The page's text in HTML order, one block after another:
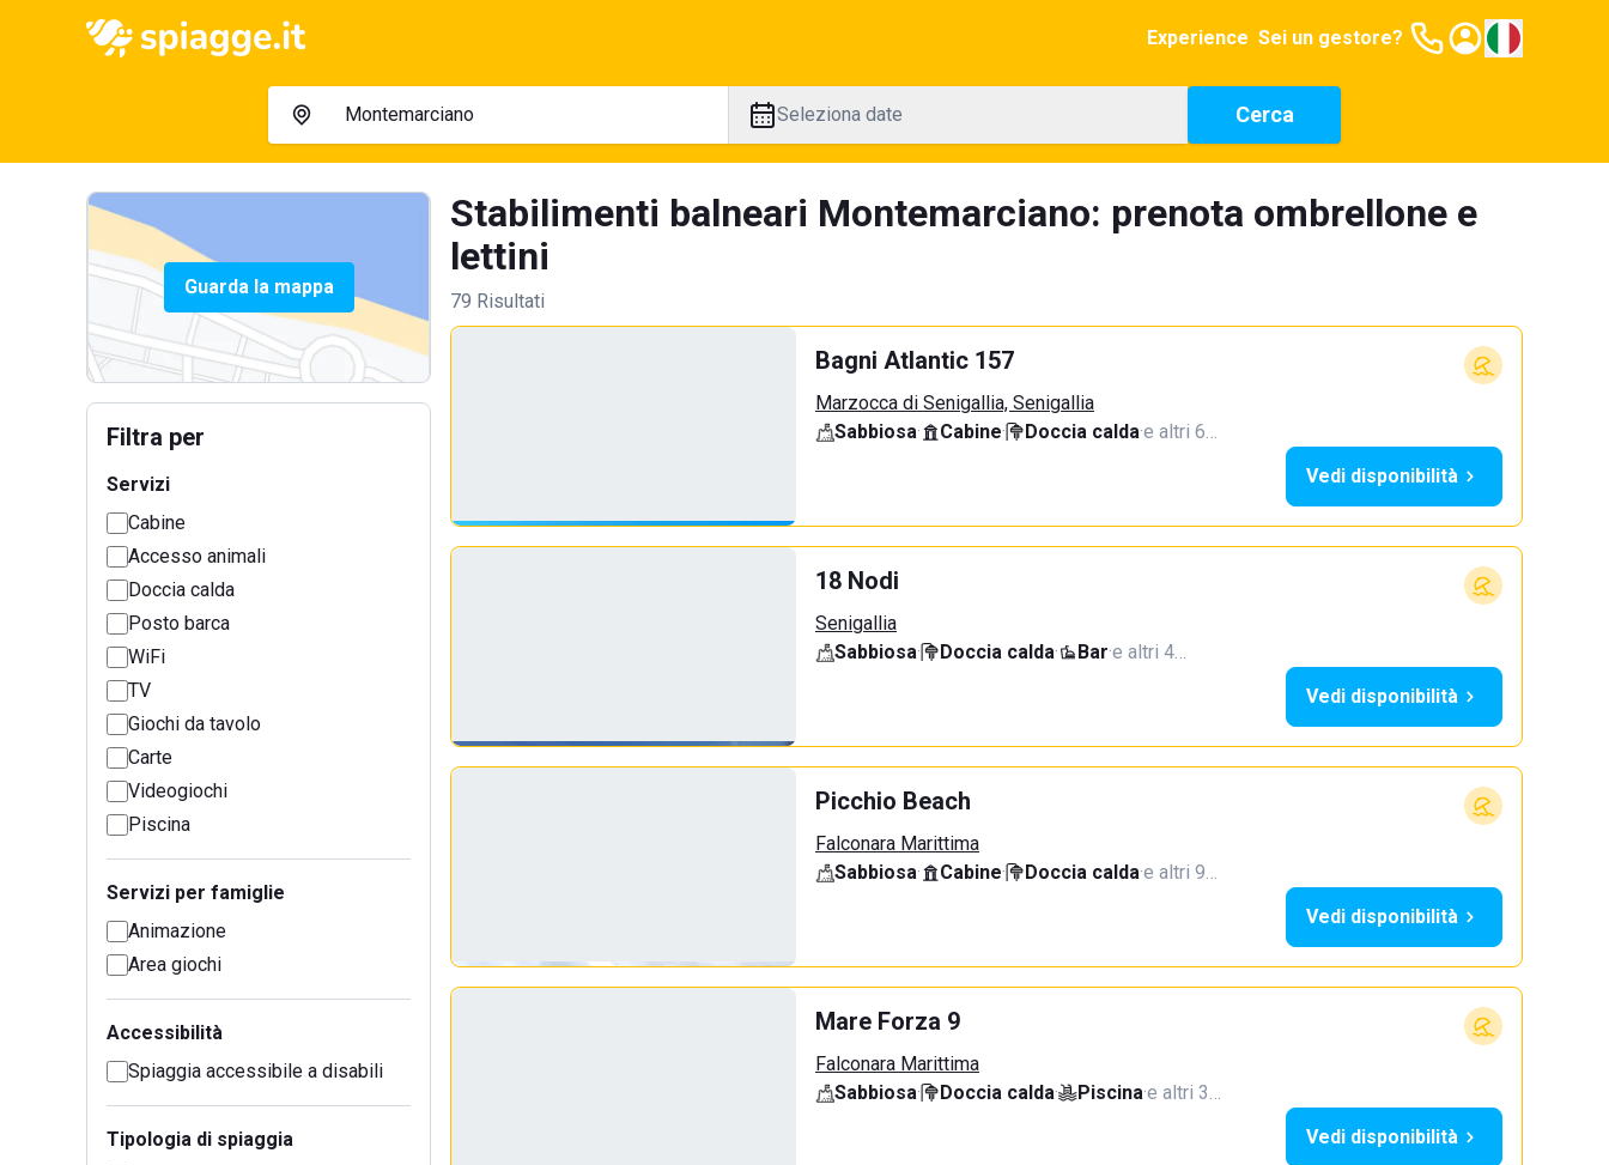
Experience Sei un gestore?
Seleziona date Cerca
Guarda la mappa
Filtra per
Servizi
Cabine
Accesso animali
Doccia calda
Posto barca
WiFi
TV
Giochi da tavolo
Carte
Videogiochi
Piscina
Servizi per famiglie
Animazione
Area giochi
Accessibilità
Spiaggia accessibile a disabili
Tipologia di spiaggia
Stabilimenti balneari Montemarciano: prenota ombrellone e
lettini
79 Risultati
Bagni Atlantic 157
Marzocca di Senigallia, Senigallia
Sabbiosa· Cabine· Doccia calda·e altri 6…
Vedi disponibilità
18 Nodi
Senigallia
Sabbiosa· Doccia calda· Bar·e altri 4…
Vedi disponibilità
Picchio Beach
Falconara Marittima
Sabbiosa· Cabine· Doccia calda·e altri 9…
Vedi disponibilità
Mare Forza 9
Falconara Marittima
Sabbiosa· Doccia calda· Piscina·e altri 3…
Vedi disponibilità